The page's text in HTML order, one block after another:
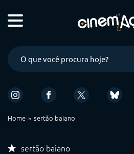
Home sertão baiano
sertão baiano